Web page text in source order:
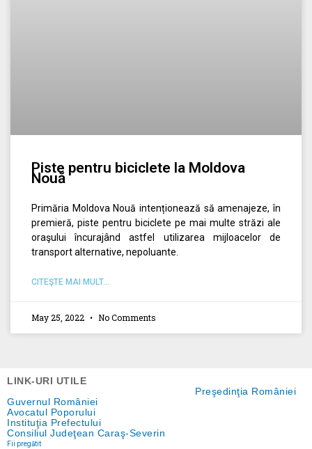
Piste pentru biciclete la Moldova
Nouă
Primăria Moldova Nouă intenționează să amenajeze, în
premieră, piste pentru biciclete pe mai multe străzi ale
oraşului încurajând astfel utilizarea mijloacelor de
transport alternative, nepoluante.
CITEŞTE MAI MULT...
May 25, 2022 No Comments
LINK-URI UTILE
Preşedinţia României
Guvernul României
Avocatul Poporului
Instituţia Prefectului
Consiliul Judeţean Caraş-Severin
Fii pregătit